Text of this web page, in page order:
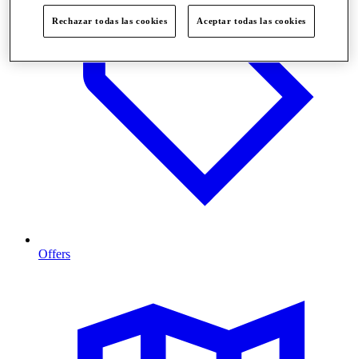
Offers
Rechazar todas las cookies Aceptar todas las cookies